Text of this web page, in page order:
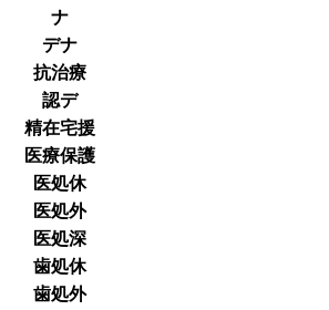
ナ
デナ
抗治療
認デ
精在宅援
医療保護
医処休
医処外
医処深
歯処休
歯処外